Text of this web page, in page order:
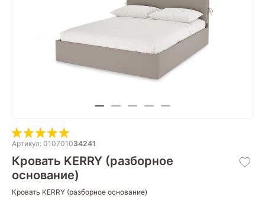
Артикул: 010701034241
Кровать KERRY (разборное
основание)
Кровать KERRY (разборное основание)